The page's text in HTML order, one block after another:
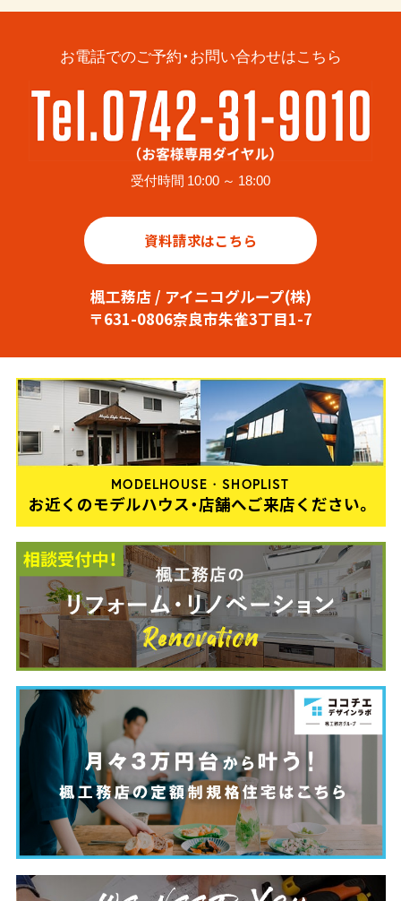
お電話でのご予約・お問い合わせはこちら
受付時間 10:00 ～ 18:00
資料請求はこちら
楓工務店 / アイニコグループ(株)
〒631-0806奈良市朱雀3丁目1-7
MODELHOUSE・SHOPLIST
お近くのモデルハウス・店舗へご来店ください。